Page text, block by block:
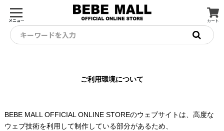
メニュー カート
キーワードを入力
ご利用環境について
BEBE MALL OFFICIAL ONLINE STOREのウェブサイトは、高度な
ウェブ技術を利用して制作している部分があるため、